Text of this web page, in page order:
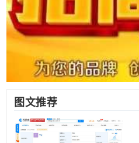
图文推荐